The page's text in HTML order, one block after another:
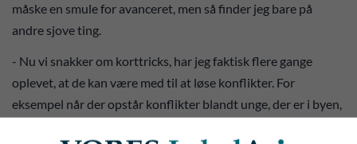
måske en smule for avanceret, men så finder jeg bare på
andre sjove ting.
- Nu vi snakker om korttricks, har jeg faktisk flere gange
oplevet, at de kan være med til at løse konflikter. For
eksempel når der opstår konflikter blandt unge, der er i byen,